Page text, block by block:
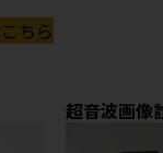
ちら
超音波画像